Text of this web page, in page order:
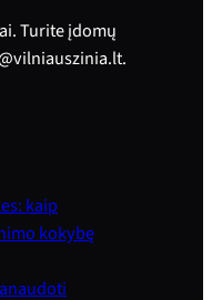
Turite įdomų
kaip
kokybę